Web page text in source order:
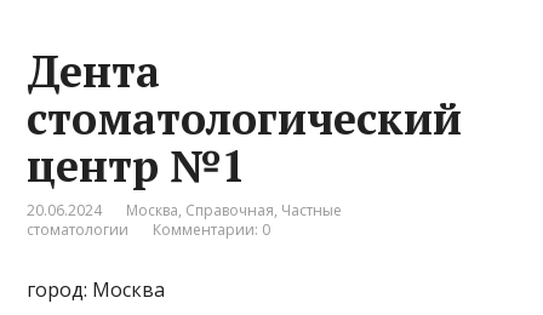
Дента
стоматологический
центр №1
20.06.2024 Москва, Справочная, Частные
стоматологии
Комментарии: 0
город: Москва